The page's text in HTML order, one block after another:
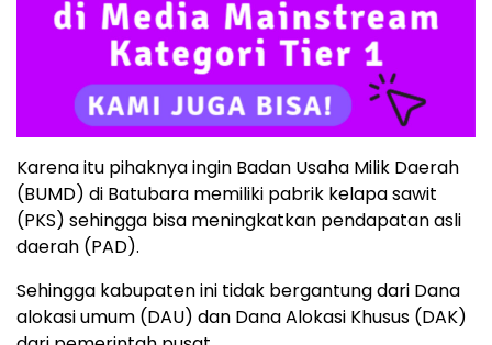
Karena itu pihaknya ingin Badan Usaha Milik Daerah
(BUMD) di Batubara memiliki pabrik kelapa sawit
(PKS) sehingga bisa meningkatkan pendapatan asli
daerah (PAD).
Sehingga kabupaten ini tidak bergantung dari Dana
alokasi umum (DAU) dan Dana Alokasi Khusus (DAK)